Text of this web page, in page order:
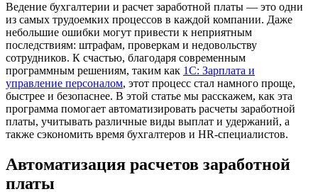
Ведение бухгалтерии и расчет заработной платы — это одни
из самых трудоемких процессов в каждой компании. Даже
небольшие ошибки могут привести к неприятным
последствиям: штрафам, проверкам и недовольству
сотрудников. К счастью, благодаря современным
программным решениям, таким как 1С: Зарплата и
управление персоналом, этот процесс стал намного проще,
быстрее и безопаснее. В этой статье мы расскажем, как эта
программа помогает автоматизировать расчеты заработной
платы, учитывать различные виды выплат и удержаний, а
также сэкономить время бухгалтеров и HR-специалистов.
Автоматизация расчетов заработной
платы